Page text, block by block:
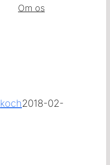
Om os
koch2018-02-